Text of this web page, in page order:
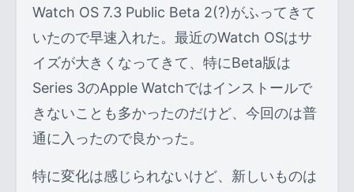
Watch OS 7.3 Public Beta 2(?)がふってきて
いたので早速入れた。最近のWatch OSはサ
イズが大きくなってきて、特にBeta版は
Series 3のApple Watchではインストールで
きないことも多かったのだけど、今回のは普
通に入ったので良かった。
特に変化は感じられないけど、新しいものは